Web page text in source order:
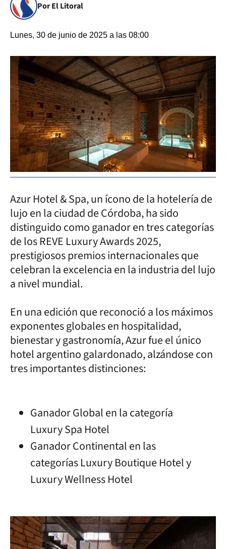
Por El Litoral
Lunes, 30 de junio de 2025 a las 08:00
Azur Hotel & Spa, un ícono de la hotelería de
lujo en la ciudad de Córdoba, ha sido
distinguido como ganador en tres categorías
de los REVE Luxury Awards 2025,
prestigiosos premios internacionales que
celebran la excelencia en la industria del lujo
a nivel mundial.
En una edición que reconoció a los máximos
exponentes globales en hospitalidad,
bienestar y gastronomía, Azur fue el único
hotel argentino galardonado, alzándose con
tres importantes distinciones:
Ganador Global en la categoría
Luxury Spa Hotel
Ganador Continental en las
categorías Luxury Boutique Hotel y
Luxury Wellness Hotel